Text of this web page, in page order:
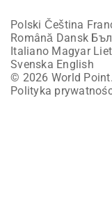
Polski Čeština
Română Dansk
Italiano Magyar
Svenska English
© 2026 World
Polityka